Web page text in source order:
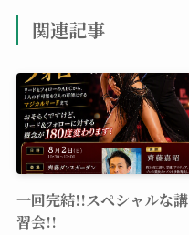
関連記事
一回完結!!スペシャルな講
習会!!